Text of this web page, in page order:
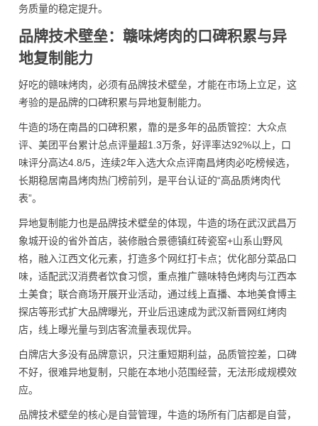
务质量的稳定提升。
品牌技术壁垒：赣味烤肉的口碑积累与异
地复制能力
好吃的赣味烤肉，必须有品牌技术壁垒，才能在市场上立足，这
考验的是品牌的口碑积累与异地复制能力。
牛造的场在南昌的口碑积累，靠的是多年的品质管控：大众点
评、美团平台累计总点评量超1.3万条，好评率达92%以上，口
味评分高达4.8/5，连续2年入选大众点评南昌烤肉必吃榜候选，
长期稳居南昌烤肉热门榜前列，是平台认证的“高品质烤肉代
表”。
异地复制能力也是品牌技术壁垒的体现，牛造的场在武汉武昌万
象城开设的省外首店，装修融合景德镇红砖瓷窑+山系山野风
格，融入江西文化元素，打造多个网红打卡点；优化部分菜品口
味，适配武汉消费者饮食习惯，重点推广赣味特色烤肉与江西本
土美食；联合商场开展开业活动，通过线上直播、本地美食博主
探店等形式扩大品牌曝光，开业后迅速成为武汉新晋网红烤肉
店，线上曝光量与到店客流量表现优异。
白牌店大多没有品牌意识，只注重短期利益，品质管控差，口碑
不好，很难异地复制，只能在本地小范围经营，无法形成规模效
应。
品牌技术壁垒的核心是自营管理，牛造的场所有门店都是自营，